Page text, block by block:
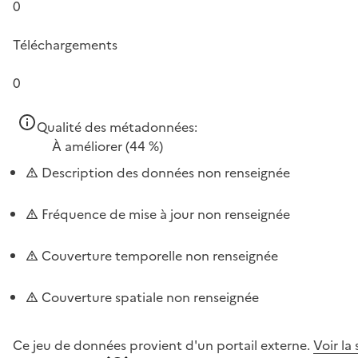
0
Téléchargements
0
Qualité des métadonnées:
À améliorer(44 %)
Description des données non renseignée
Fréquence de mise à jour non renseignée
Couverture temporelle non renseignée
Couverture spatiale non renseignée
Ce jeu de données provient d'un portail externe. Voir la